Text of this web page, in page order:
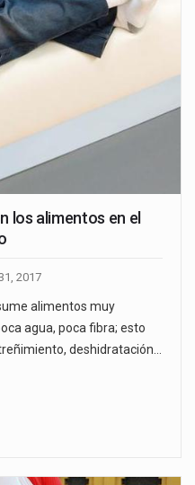
los alimentos en el
2017
alimentos muy
agua, poca fibra; esto
deshidratación…